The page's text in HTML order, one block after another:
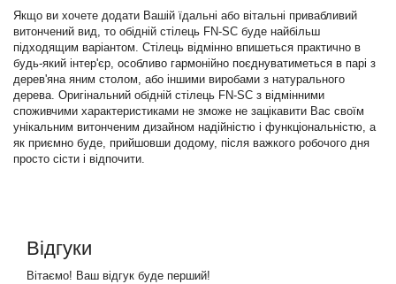
Якщо ви хочете додати Вашій їдальні або вітальні привабливий
витончений вид, то обідній стілець FN-SC буде найбільш
підходящим варіантом. Стілець відмінно впишеться практично в
будь-який інтер'єр, особливо гармонійно поєднуватиметься в парі з
дерев'яна яним столом, або іншими виробами з натурального
дерева. Оригінальний обідній стілець FN-SC з відмінними
споживчими характеристиками не зможе не зацікавити Вас своїм
унікальним витонченим дизайном надійністю і функціональністю, а
як приємно буде, прийшовши додому, після важкого робочого дня
просто сісти і відпочити.
Відгуки
Вітаємо! Ваш відгук буде перший!